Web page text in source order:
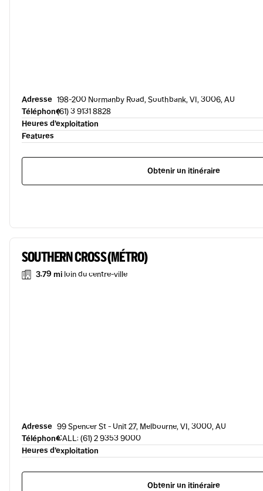
Adresse 198-200 Normanby Road, Southbank, VI, 3006, AU
Téléphone(61) 3 9131 8828
Heures d’exploitation
Features
Obtenir un itinéraire
SOUTHERN CROSS (MÉTRO)
3.79 mi loin du centre-ville
Adresse 99 Spencer St - Unit 27, Melbourne, VI, 3000, AU
TéléphoneCALL: (61) 2 9353 9000
Heures d’exploitation
Obtenir un itinéraire